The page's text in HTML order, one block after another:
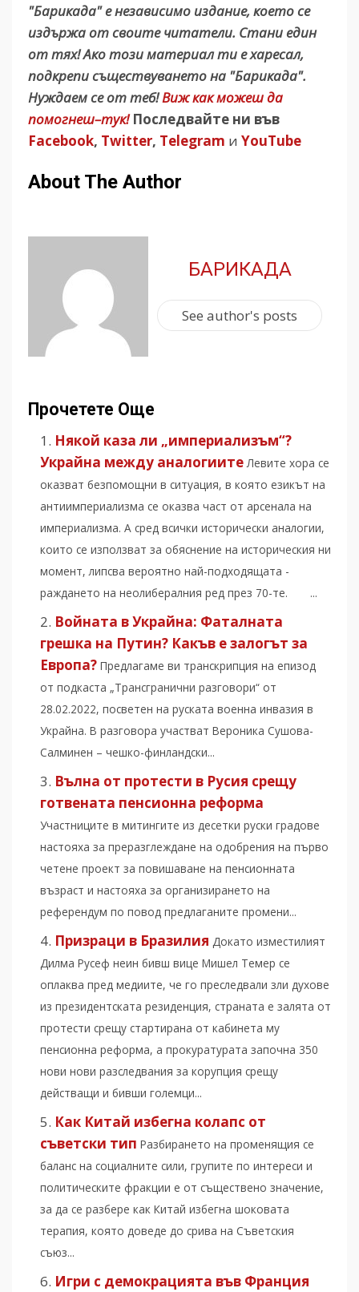
"Барикада" е независимо издание, което се
издържа от своите читатели. Стани един
от тях! Ако този материал ти е харесал,
подкрепи съществуването на "Барикада".
Нуждаем се от теб!Виж как можеш да
помогнеш–тук! Последвайте ни във
Facebook, Twitter, Telegram и YouTube
About The Author
БАРИКАДА
See author's posts
Прочетете Още
Някой каза ли „империализъм“?
Украйна между аналогиите Левите хора се
оказват безпомощни в ситуация, в която езикът на
антиимпериализма се оказва част от арсенала на
империализма. А сред всички исторически аналогии,
които се използват за обяснение на историческия ни
момент, липсва вероятно най-подходящата -
раждането на неолибералния ред през 70-те. ...
Войната в Украйна: Фаталната
грешка на Путин? Какъв е залогът за
Европа? Предлагаме ви транскрипция на епизод
от подкаста „Трансгранични разговори“ от
28.02.2022, посветен на руската военна инвазия в
Украйна. В разговора участват Вероника Сушова-
Салминен – чешко-финландски...
Вълна от протести в Русия срещу
готвената пенсионна реформа
Участниците в митингите из десетки руски градове
настояха за преразглеждане на одобрения на първо
четене проект за повишаване на пенсионната
възраст и настояха за организирането на
референдум по повод предлаганите промени...
Призраци в Бразилия Докато изместилият
Дилма Русеф неин бивш вице Мишел Темер се
оплаква пред медиите, че го преследвали зли духове
из президентската резиденция, страната е залята от
протести срещу стартирана от кабинета му
пенсионна реформа, а прокуратурата започна 350
нови нови разследвания за корупция срещу
действащи и бивши големци...
Как Китай избегна колапс от
съветски тип Разбирането на променящия се
баланс на социалните сили, групите по интереси и
политическите фракции е от съществено значение,
за да се разбере как Китай избегна шоковата
терапия, която доведе до срива на Съветския
съюз...
Игри с демокрацията във Франция